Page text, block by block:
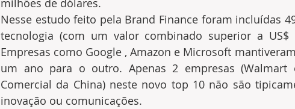
milhões de dólares.
Nesse estudo feito pela Brand Finance foram incluídas
tecnologia (com um valor combinado superior a
Empresas como Google , Amazon e Microsoft
um ano para o outro. Apenas 2 empresas (Walmart
Comercial da China) neste novo top 10 não são
inovação ou comunicações.